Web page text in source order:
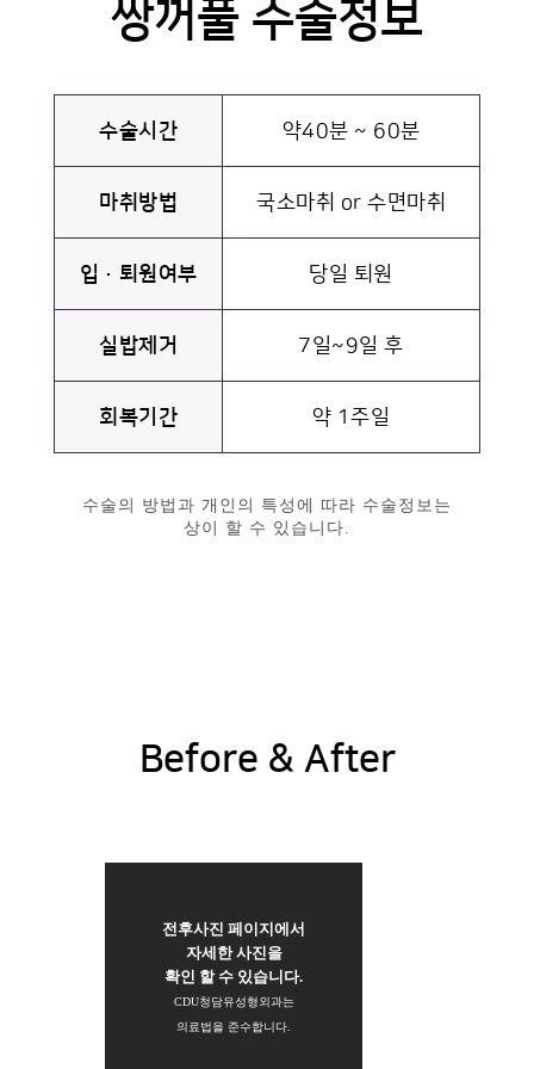
쌍꺼풀 수술정보
수술시간 약40분 ~ 60분
마취방법 국소마취 or 수면마취
입·퇴원여부 당일 퇴원
실밥제거 7일~9일 후
회복기간 약 1주일
수술의 방법과 개인의 특성에 따라 수술정보는
상이 할 수 있습니다.
Before & After
전후사진 페이지에서
자세한 사진을
확인 할 수 있습니다.
CDU청담유성형외과는
의료법을 준수합니다.